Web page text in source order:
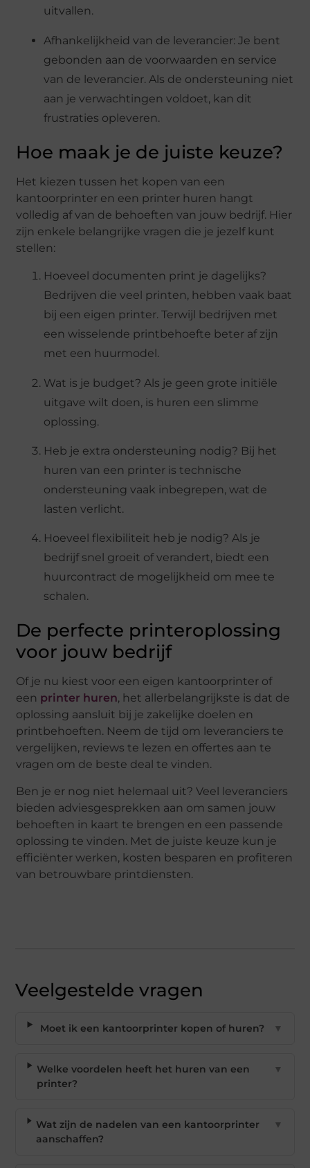
uitvallen.
Afhankelijkheid van de leverancier: Je bent
gebonden aan de voorwaarden en service
van de leverancier. Als de ondersteuning niet
aan je verwachtingen voldoet, kan dit
frustraties opleveren.
Hoe maak je de juiste keuze?
Het kiezen tussen het kopen van een
kantoorprinter en een printer huren hangt
volledig af van de behoeften van jouw bedrijf. Hier
zijn enkele belangrijke vragen die je jezelf kunt
stellen:
Hoeveel documenten print je dagelijks?
Bedrijven die veel printen, hebben vaak baat
bij een eigen printer. Terwijl bedrijven met
een wisselende printbehoefte beter af zijn
met een huurmodel.
Wat is je budget? Als je geen grote initiële
uitgave wilt doen, is huren een slimme
oplossing.
Heb je extra ondersteuning nodig? Bij het
huren van een printer is technische
ondersteuning vaak inbegrepen, wat de
lasten verlicht.
Hoeveel flexibiliteit heb je nodig? Als je
bedrijf snel groeit of verandert, biedt een
huurcontract de mogelijkheid om mee te
schalen.
De perfecte printeroplossing
voor jouw bedrijf
Of je nu kiest voor een eigen kantoorprinter of
een printer huren, het allerbelangrijkste is dat de
oplossing aansluit bij je zakelijke doelen en
printbehoeften. Neem de tijd om leveranciers te
vergelijken, reviews te lezen en offertes aan te
vragen om de beste deal te vinden.
Ben je er nog niet helemaal uit? Veel leveranciers
bieden adviesgesprekken aan om samen jouw
behoeften in kaart te brengen en een passende
oplossing te vinden. Met de juiste keuze kun je
efficiënter werken, kosten besparen en profiteren
van betrouwbare printdiensten.
Veelgestelde vragen
Moet ik een kantoorprinter kopen of huren? ▼
Welke voordelen heeft het huren van een
printer?
▼
Wat zijn de nadelen van een kantoorprinter
aanschaffen?
▼